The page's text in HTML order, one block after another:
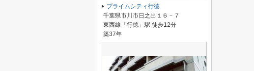
プライムシティ行徳
千葉県市川市日之出１６－７
東西線「行徳」駅 徒歩12分
築37年